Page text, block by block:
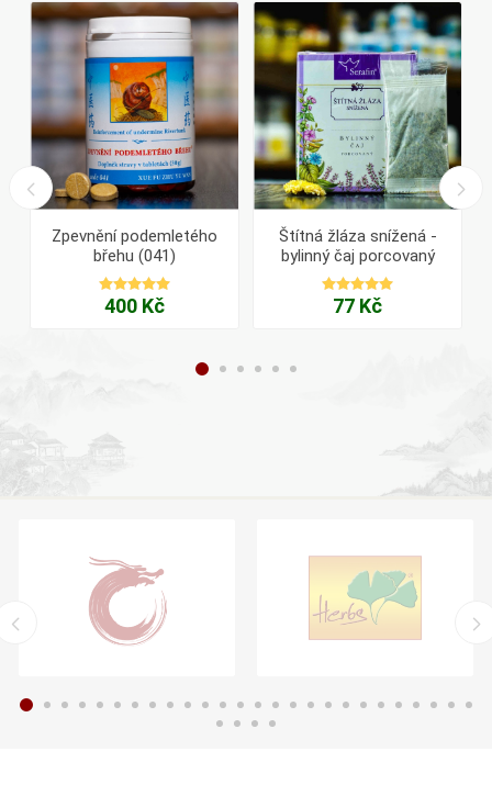
Zpevnění podemletého
břehu (041)
400 Kč
Štítná žláza snížená -
bylinný čaj porcovaný
77 Kč